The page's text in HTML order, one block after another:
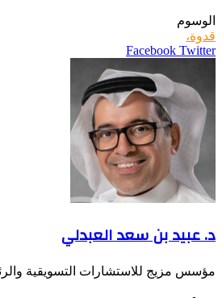
الوسوم
قدوة،
Facebook Twitter
LinkedIn
Pinterest
مشاركة
عبر
البريد
طباعة
د. عبيد بن سعد العبدلي
مؤسس مزيج للاستشارات التسويقية